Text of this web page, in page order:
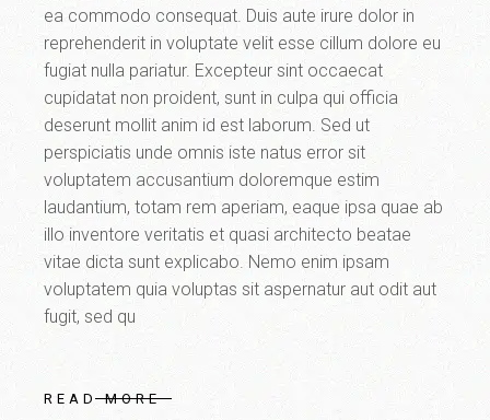
ea commodo consequat. Duis aute irure dolor in
reprehenderit in voluptate velit esse cillum dolore eu
fugiat nulla pariatur. Excepteur sint occaecat
cupidatat non proident, sunt in culpa qui officia
deserunt mollit anim id est laborum. Sed ut
perspiciatis unde omnis iste natus error sit
voluptatem accusantium doloremque estim
laudantium, totam rem aperiam, eaque ipsa quae ab
illo inventore veritatis et quasi architecto beatae
vitae dicta sunt explicabo. Nemo enim ipsam
voluptatem quia voluptas sit aspernatur aut odit aut
fugit, sed qu
READ MORE